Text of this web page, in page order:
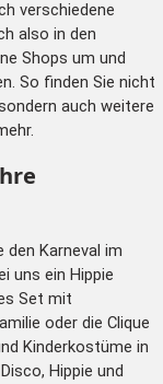
verschiedene
also in den
Shops um und
So finden Sie nicht
auch weitere
den Karneval im
uns ein Hippie
Set mit
oder die Clique
Kinderkostüme in
Hippie und